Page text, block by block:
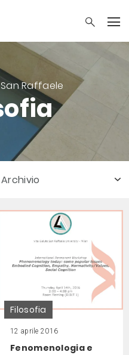
Raffaele
Archivio
Filosofia
12 aprile 2016
Fenomenologia e